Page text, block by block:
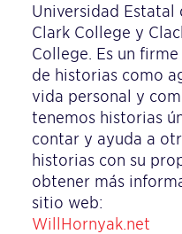
Universidad Estatal
Clark College y
College. Es un
de historias como
vida personal y
tenemos historias
contar y ayuda a
historias con su
obtener más
sitio web:
WillHornyak.net